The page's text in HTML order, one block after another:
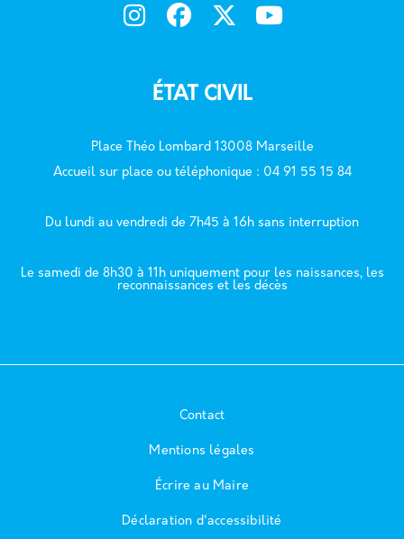
ÉTAT CIVIL
Place Théo Lombard 13008 Marseille
Accueil sur place ou téléphonique : 04 91 55 15 84
Du lundi au vendredi de 7h45 à 16h sans interruption
Le samedi de 8h30 à 11h uniquement pour les naissances, les
reconnaissances et les décès
Contact
Mentions légales
Écrire au Maire
Déclaration d'accessibilité